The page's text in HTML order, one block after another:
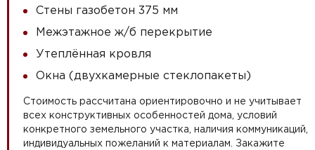
Стены газобетон 375 мм
Межэтажное ж/б перекрытие
Утеплённая кровля
Окна (двухкамерные стеклопакеты)
Стоимость рассчитана ориентировочно и не учитывает
всех конструктивных особенностей дома, условий
конкретного земельного участка, наличия коммуникаций,
индивидуальных пожеланий к материалам. Закажите